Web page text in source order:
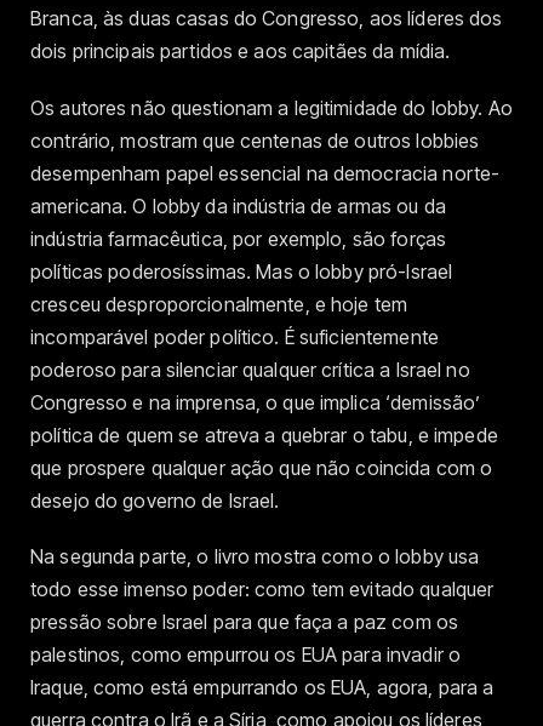
Branca, às duas casas do Congresso, aos líderes dos
dois principais partidos e aos capitães da mídia.
Os autores não questionam a legitimidade do lobby. Ao
contrário, mostram que centenas de outros lobbies
desempenham papel essencial na democracia norte-
americana. O lobby da indústria de armas ou da
indústria farmacêutica, por exemplo, são forças
políticas poderosíssimas. Mas o lobby pró-Israel
cresceu desproporcionalmente, e hoje tem
incomparável poder político. É suficientemente
poderoso para silenciar qualquer crítica a Israel no
Congresso e na imprensa, o que implica ‘demissão’
política de quem se atreva a quebrar o tabu, e impede
que prospere qualquer ação que não coincida com o
desejo do governo de Israel.
Na segunda parte, o livro mostra como o lobby usa
todo esse imenso poder: como tem evitado qualquer
pressão sobre Israel para que faça a paz com os
palestinos, como empurrou os EUA para invadir o
Iraque, como está empurrando os EUA, agora, para a
guerra contra o Irã e a Síria, como apoiou os líderes